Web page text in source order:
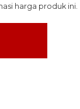
harga produk ini.